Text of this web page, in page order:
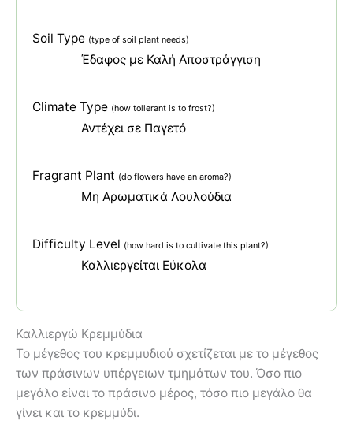
Soil Type (type of soil plant needs)
Έδαφος με Καλή Αποστράγγιση
Climate Type (how tollerant is to frost?)
Αντέχει σε Παγετό
Fragrant Plant (do flowers have an aroma?)
Μη Αρωματικά Λουλούδια
Difficulty Level (how hard is to cultivate this plant?)
Καλλιεργείται Εύκολα
Καλλιεργώ Κρεμμύδια
Το μέγεθος του κρεμμυδιού σχετίζεται με το μέγεθος
των πράσινων υπέργειων τμημάτων του. Όσο πιο
μεγάλο είναι το πράσινο μέρος, τόσο πιο μεγάλο θα
γίνει και το κρεμμύδι.